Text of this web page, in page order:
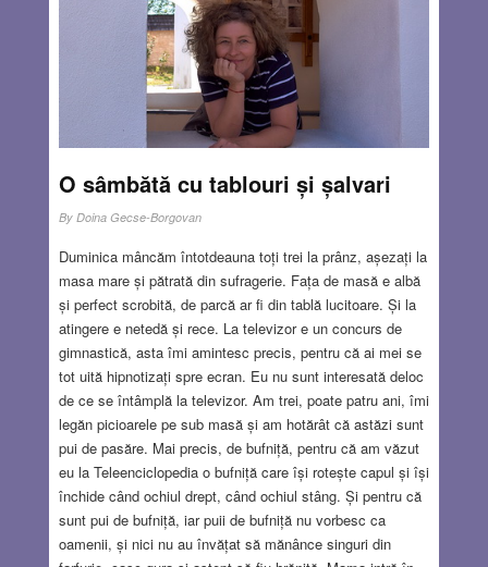
O sâmbătă cu tablouri și șalvari
By Doina Gecse-Borgovan
Duminica mâncăm întotdeauna toți trei la prânz, așezați la
masa mare și pătrată din sufragerie. Fața de masă e albă
și perfect scrobită, de parcă ar fi din tablă lucitoare. Și la
atingere e netedă și rece. La televizor e un concurs de
gimnastică, asta îmi amintesc precis, pentru că ai mei se
tot uită hipnotizați spre ecran. Eu nu sunt interesată deloc
de ce se întâmplă la televizor. Am trei, poate patru ani, îmi
legăn picioarele pe sub masă și am hotărât că astăzi sunt
pui de pasăre. Mai precis, de bufniță, pentru că am văzut
eu la Teleenciclopedia o bufniță care își rotește capul și își
închide când ochiul drept, când ochiul stâng. Și pentru că
sunt pui de bufniță, iar puii de bufniță nu vorbesc ca
oamenii, și nici nu au învățat să mănânce singuri din